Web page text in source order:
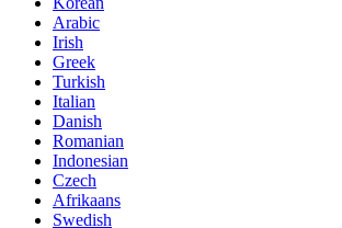
Arabic
Irish
Greek
Turkish
Italian
Danish
Romanian
Indonesian
Czech
Afrikaans
Swedish